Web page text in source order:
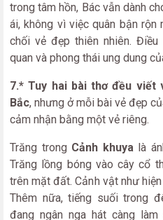
trong tâm hồn, Bác vẫn dành
ái, không vì việc quân bận
chối vẻ đẹp thiên nhiên.
quan và phong thái ung dung
7.* Tuy hai bài thơ đều viết
Bắc, nhưng ở mỗi bài vẻ đẹp
cảm nhận bằng một vẻ riêng.
Trăng trong Cảnh khuyalà
Trăng lồng bóng vào cây cổ
trên mặt đất. Cảnh vật như
Thêm nữa, tiếng suối trong
đang ngân nga hát càng